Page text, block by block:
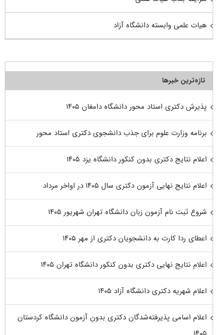
هیات علمی وابسته دانشگاه آزاد
تازه‌ترین خبرها
پذیرش دکتری استاد محور دانشگاه دامغان ۱۴۰۵
برنامه وزارت علوم برای جذب دانشجوی دکتری استاد محور
اعلام نتایج دکتری بدون کنکور دانشگاه یزد ۱۴۰۵
اعلام نتایج نهایی آزمون دکتری سال ۱۴۰۵ در اواخر مرداد
شروع ثبت نام آزمون زبان دانشگاه تهران شهریور ۱۴۰۵
اعطای ردا کارت به دانشجویان دکتری از مهر ۱۴۰۵
اعلام نتایج نهایی دکتری بدون کنکور دانشگاه تهران ۱۴۰۵
اعلام شهریه دکتری دانشگاه آزاد ۱۴۰۵
اعلام اسامی پذیرفته‌شدگان دکتری بدون آزمون دانشگاه کردستان